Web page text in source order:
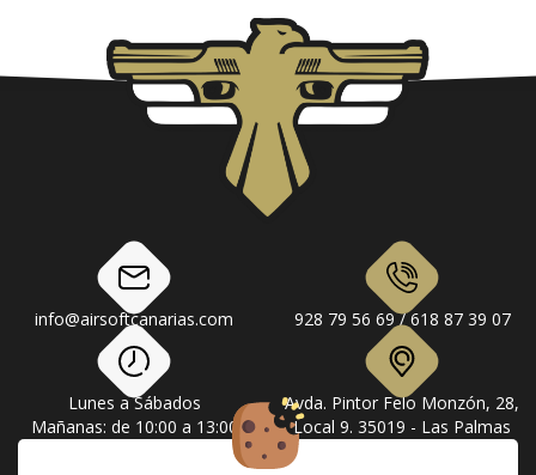
info@airsoftcanarias.com 928 79 56 69 / 618 87 39 07
Lunes a Sábados
Mañanas: de 10:00 a 13:00
Avda. Pintor Felo Monzón, 28,
Local 9. 35019 - Las Palmas